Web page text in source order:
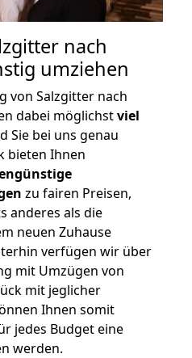
nach
umziehen
von Salzgitter nach
dabei möglichstviel
Sie bei uns genau
bieten Ihnen
zu fairen Preisen,
anderes als die
neuen Zuhause
verfügen wir über
mit Umzügen von
mit jeglicher
Ihnen somit
jedes Budget eine
werden.